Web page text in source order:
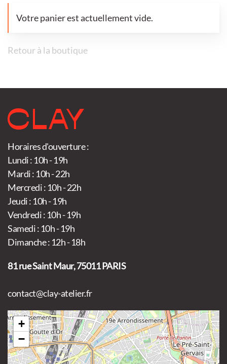
Votre panier est actuellement vide.
Retour à la boutique
Horaires d'ouverture :
Lundi : 10h - 19h
Mardi : 10h - 22h
Mercredi : 10h - 22h
Jeudi : 10h - 19h
Vendredi : 10h - 19h
Samedi : 10h - 19h
Dimanche : 12h - 18h
81 rue Saint Maur, 75011 PARIS
contact@clay-atelier.fr
+
−